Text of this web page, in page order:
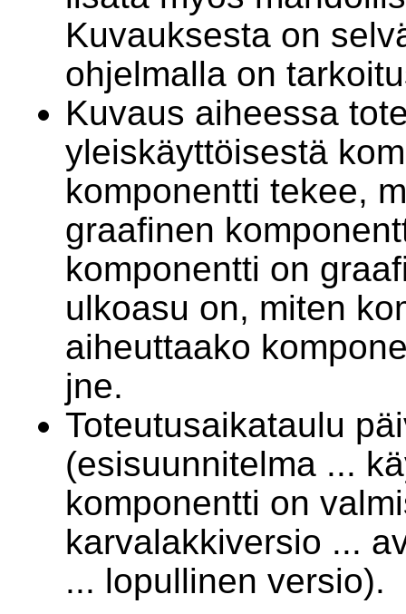
Kuvauksesta on
ohjelmalla on
Kuvaus aiheessa
yleiskäyttöisestä
komponentti tekee,
graafinen
komponentti on
ulkoasu on, miten
aiheuttaako
jne.
Toteutusaikataulu
(esisuunnitelma ...
komponentti on
karvalakkiversio ...
... lopullinen versio).